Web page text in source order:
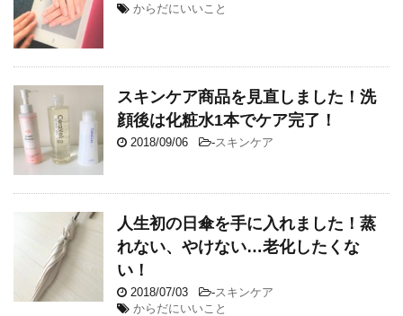
からだにいいこと
スキンケア商品を見直しました！洗
顔後は化粧水1本でケア完了！
2018/09/06 -スキンケア
人生初の日傘を手に入れました！蒸
れない、やけない…老化したくな
い！
2018/07/03 -スキンケア
からだにいいこと